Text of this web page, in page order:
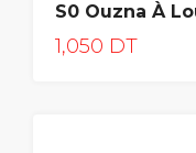
S0 Ouzna À
1,050 DT